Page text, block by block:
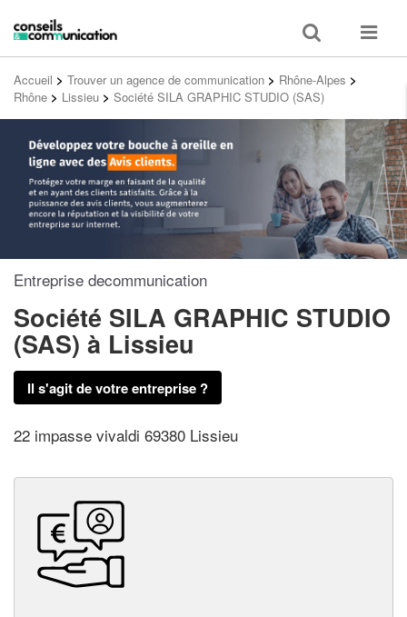
Toggle
search
Toggle
Accueil > Trouver un agence de communication > Rhône-Alpes >
Rhône > Lissieu > Société SILA GRAPHIC STUDIO (SAS)
Entreprise decommunication
Société SILA GRAPHIC STUDIO
(SAS) à Lissieu
Il s'agit de votre entreprise ?
22 impasse vivaldi 69380 Lissieu